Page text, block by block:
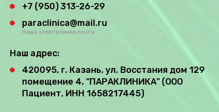
+7 (950) 313-26-29
paraclinica@mail.ru
Наша электронная почта
Наш адрес:
420095, г. Казань, ул. Восстания дом 129
помещение 4, "ПАРАКЛИНИКА" (ООО
Пациент, ИНН 1658217445)